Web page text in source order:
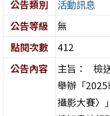
公告類別
活動訊息
公告等級
無
點閱次數
412
公告內容
主旨： 檢
舉辦「
攝影大賽〉